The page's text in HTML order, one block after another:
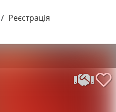
/ Реєстрація